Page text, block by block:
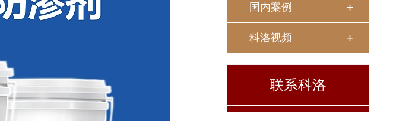
国内案例
科洛视频
联系科洛